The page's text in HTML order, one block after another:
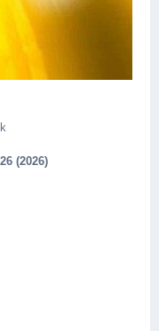
(2026)